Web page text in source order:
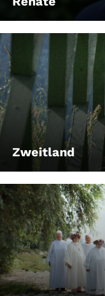
Zweitland